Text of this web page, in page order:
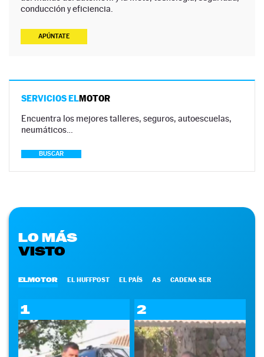
conducción y eficiencia.
APÚNTATE
SERVICIOS ELMOTOR
Encuentra los mejores talleres, seguros, autoescuelas,
neumáticos…
BUSCAR
LO MÁS
VISTO
ELMOTOR EL HUFFPOST EL PAÍS AS CADENA SER
1 2